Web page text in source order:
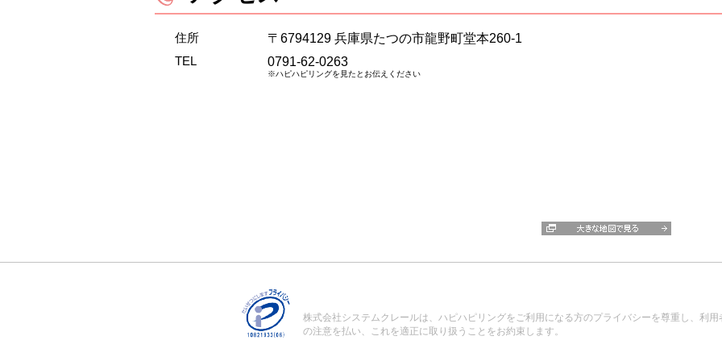
住所
〒6794129 兵庫県たつの市龍野町堂本260-1
TEL
0791-62-0263
※ハピハピリングを見たとお伝えください
株式会社システムクレールは、ハピハピリングをご利用になる方のプライバシーを尊重し、利
の注意を払い、これを適正に取り扱うことをお約束します。